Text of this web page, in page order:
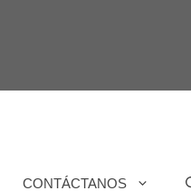
CONTÁCTANOS